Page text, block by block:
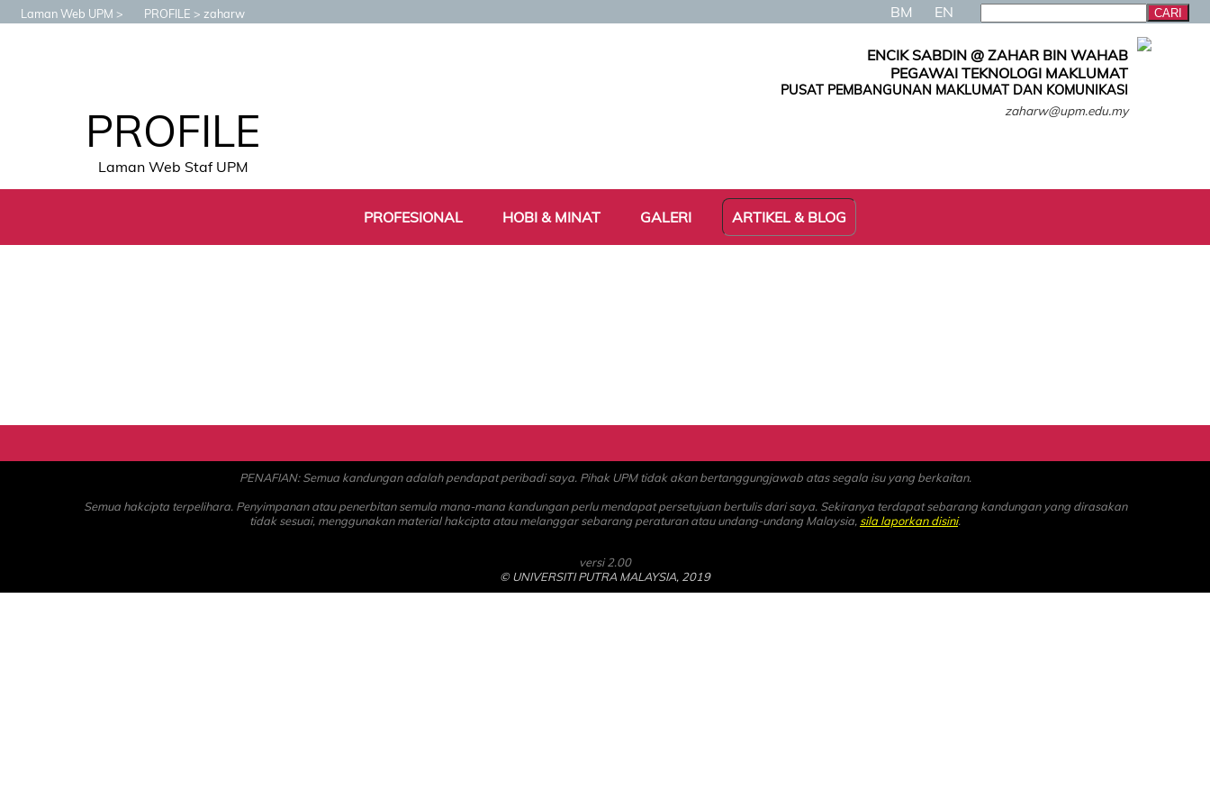
Laman Web UPM PROFILE zaharw BM EN
PROFILE
Laman Web Staf UPM
ENCIK SABDIN @ ZAHAR BIN WAHAB
PEGAWAI TEKNOLOGI MAKLUMAT
PUSAT PEMBANGUNAN MAKLUMAT DAN KOMUNIKASI
zaharw@upm.edu.my
PROFESIONAL HOBI & MINAT GALERI ARTIKEL & BLOG
PENAFIAN: Semua kandungan adalah pendapat peribadi saya. Pihak UPM tidak akan bertanggungjawab atas segala isu yang berkaitan.
Semua hakcipta terpelihara. Penyimpanan atau penerbitan semula mana-mana kandungan perlu mendapat persetujuan bertulis dari saya. Sekiranya terdapat sebarang kandungan yang dirasakan
tidak sesuai, menggunakan material hakcipta atau melanggar sebarang peraturan atau undang-undang Malaysia, sila laporkan disini.
versi 2.00
© UNIVERSITI PUTRA MALAYSIA, 2019